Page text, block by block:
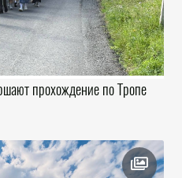
прохождение по Тропе